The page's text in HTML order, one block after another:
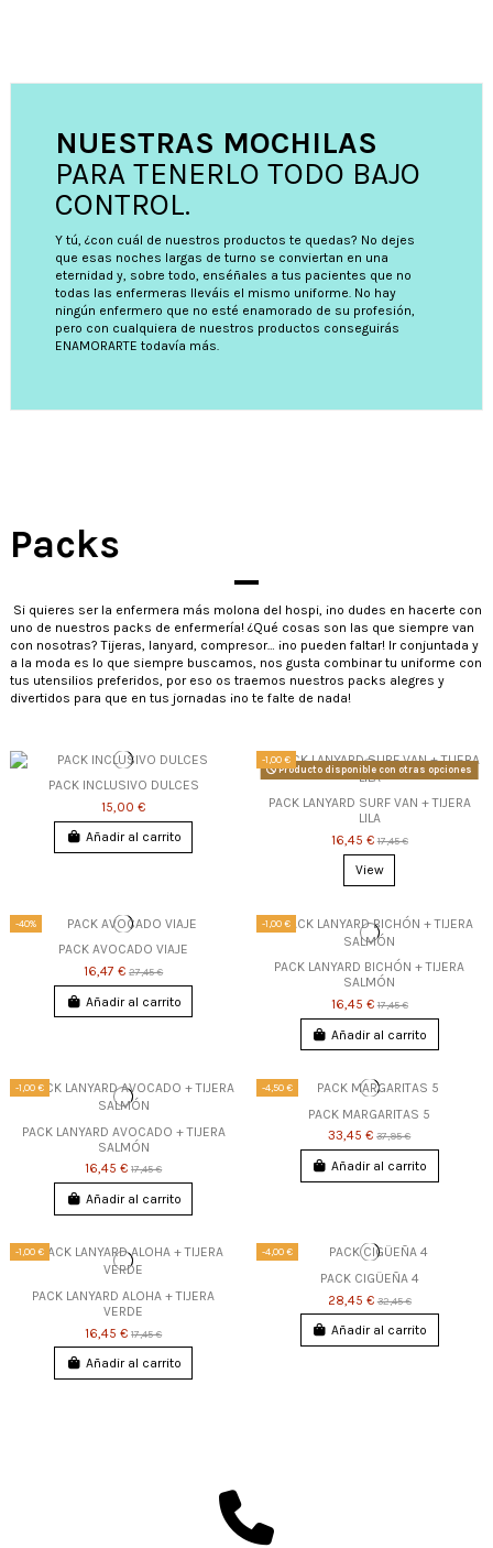
NUESTRAS MOCHILAS
PARA TENERLO TODO BAJO
CONTROL.
Y tú, ¿con cuál de nuestros productos te quedas? No dejes
que esas noches largas de turno se conviertan en una
eternidad y, sobre todo, enséñales a tus pacientes que no
todas las enfermeras lleváis el mismo uniforme. No hay
ningún enfermero que no esté enamorado de su profesión,
pero con cualquiera de nuestros productos conseguirás
ENAMORARTE todavía más.
Packs
Si quieres ser la enfermera más molona del hospi, ¡no dudes en hacerte con
uno de nuestros packs de enfermería! ¿Qué cosas son las que siempre van
con nosotras? Tijeras, lanyard, compresor… ¡no pueden faltar! Ir conjuntada y
a la moda es lo que siempre buscamos, nos gusta combinar tu uniforme con
tus utensilios preferidos, por eso os traemos nuestros packs alegres y
divertidos para que en tus jornadas ¡no te falte de nada!
PACK INCLUSIVO DULCES
15,00 €
Añadir al carrito
-1,00 €
Producto disponible con otras opciones
PACK LANYARD SURF VAN + TIJERA
LILA
16,45 €17,45 €
View
-40%
PACK AVOCADO VIAJE
16,47 €27,45 €
Añadir al carrito
-1,00 €
PACK LANYARD BICHÓN + TIJERA
SALMÓN
16,45 €17,45 €
Añadir al carrito
-1,00 €
PACK LANYARD AVOCADO + TIJERA
SALMÓN
16,45 €17,45 €
Añadir al carrito
-4,50 €
PACK MARGARITAS 5
33,45 €37,95 €
Añadir al carrito
-1,00 €
PACK LANYARD ALOHA + TIJERA
VERDE
16,45 €17,45 €
Añadir al carrito
-4,00 €
PACK CIGÜEÑA 4
28,45 €32,45 €
Añadir al carrito